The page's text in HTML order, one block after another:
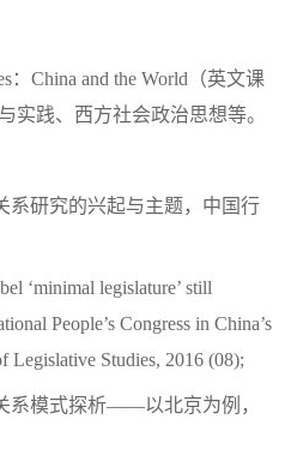
：China and the World （英文课
实践、西方社会政治思想等。
系研究的兴起与主题，中国行
‘minimal legislature’ still
People’s Congress in China’s
Legislative Studies, 2016 (08);
系模式探析——以北京为例，